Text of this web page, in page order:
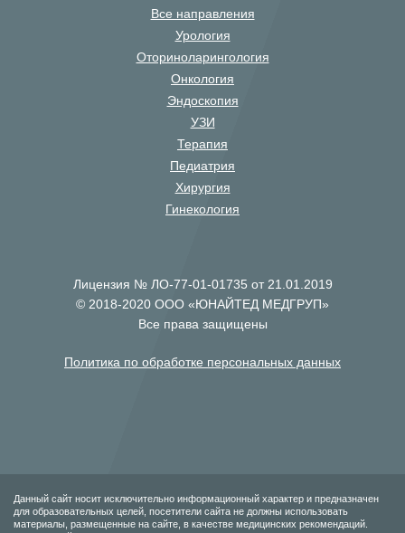
Все направления
Урология
Оториноларингология
Онкология
Эндоскопия
УЗИ
Терапия
Педиатрия
Хирургия
Гинекология
Лицензия № ЛО-77-01-01735 от 21.01.2019
© 2018-2020 ООО «ЮНАЙТЕД МЕДГРУП»
Все права защищены
Политика по обработке персональных данных
Данный сайт носит исключительно информационный характер и предназначен
для образовательных целей, посетители сайта не должны использовать
материалы, размещенные на сайте, в качестве медицинских рекомендаций.